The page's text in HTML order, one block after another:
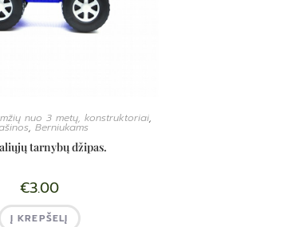
nuo 3 metų, konstruktoriai,
, Berniukams
tarnybų džipas.
€3.00
Į KREPŠELĮ